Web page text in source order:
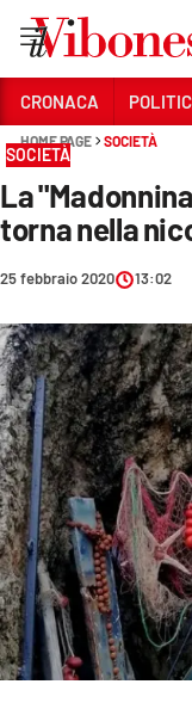
Sezioni
CRONACA
POLITICA
SANITÀ
AMBIENTE
SOCIETÀ
CULTURA
ECONOMIA E
EVENTI
SPORT
Streaming
CRONACA
HOME PAGE SOCIETÀ
SOCIETÀ
La
torna nella
25 febbraio 2020 13:02